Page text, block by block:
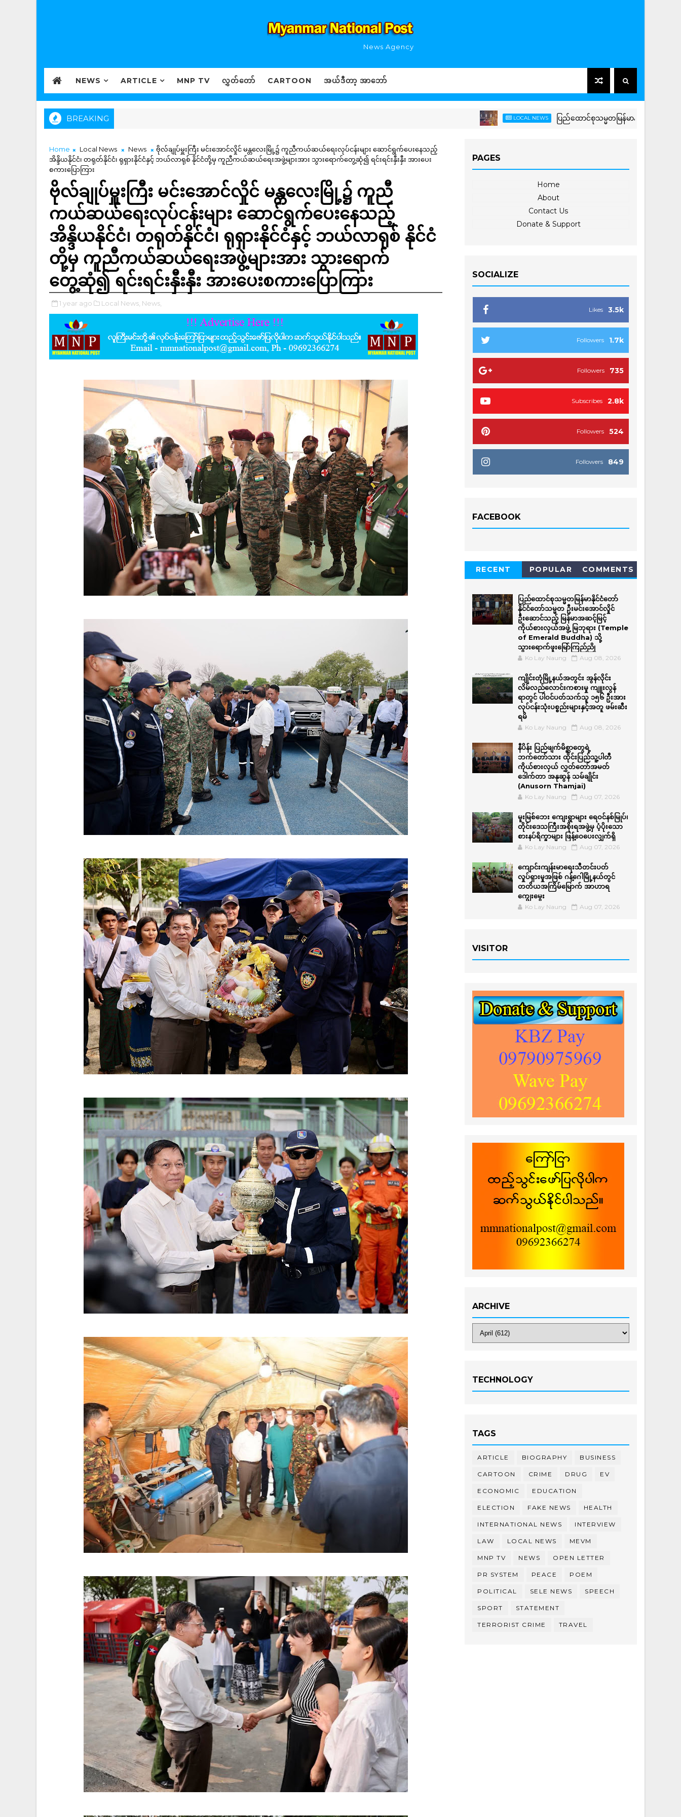
News Agency
NEWS ARTICLE MNP TV လွှတ်တော် CARTOON အယ်ဒီတာ့ အာဘော်
BREAKING LOCAL NEWS ပြည်ထောင်စုသမ္မတမြန်မာနိုင်ငံတော် နိုင်ငံတော်သမ္မတ
Home Local News News
ဗိုလ်ချုပ်မှူးကြီး မင်းအောင်လှိုင် မန္တလေးမြို့၌ ကူညီကယ်ဆယ်ရေးလုပ်ငန်းများ ဆောင်ရွက်ပေးနေသည့်
အိန္ဒိယနိုင်ငံ၊ တရုတ်နိုင်ငံ၊ ရုရှားနိုင်ငံနှင့် ဘယ်လာရုစ် နိုင်ငံတို့မှ ကူညီကယ်ဆယ်ရေးအဖွဲ့များအား သွားရောက်တွေ့ဆုံ၍ ရင်းရင်းနှီးနှီး အားပေး
စကားပြောကြား
ဗိုလ်ချုပ်မှူးကြီး မင်းအောင်လှိုင် မန္တလေးမြို့၌ ကူညီ
ကယ်ဆယ်ရေးလုပ်ငန်းများ ဆောင်ရွက်ပေးနေသည့်
အိန္ဒိယနိုင်ငံ၊ တရုတ်နိုင်ငံ၊ ရုရှားနိုင်ငံနှင့် ဘယ်လာရုစ် နိုင်ငံ
တို့မှ ကူညီကယ်ဆယ်ရေးအဖွဲ့များအား သွားရောက်
တွေ့ဆုံ၍ ရင်းရင်းနှီးနှီး အားပေးစကားပြောကြား
1 year ago Local News, News,
PAGES
Home
About
Contact Us
Donate & Support
SOCIALIZE
3.5k
Likes
1.7k
Followers
735
Followers
2.8k
Subscribes
524
Followers
849
Followers
FACEBOOK
RECENT POPULAR COMMENTS
ပြည်ထောင်စုသမ္မတမြန်မာနိုင်ငံတော်
နိုင်ငံတော်သမ္မတ ဦးမင်းအောင်လှိုင်
ဦးဆောင်သည့် မြန်မာအဆင့်မြင့်
ကိုယ်စားလှယ်အဖွဲ့ မြဘုရား (Temple
of Emerald Buddha) သို့
သွားရောက်ဖူးမြော်ကြည်ညို
Ko Lay Naung Aug 08, 2026
ကျိုင်းတုံမြို့နယ်အတွင်း အွန်လိုင်း
လိမ်လည်လောင်းကစားမှု ကျူးလွန်
ရာတွင် ပါဝင်ပတ်သက်သူ ၁၅၆ ဦးအား
လုပ်ငန်းသုံးပစ္စည်းများနှင့်အတူ ဖမ်းဆီး
ရမိ
Ko Lay Naung Aug 08, 2026
နီပိန်း ပြည်ဖျက်မိစ္ဆာတွေရဲ့
ဘက်တော်သား ထိုင်းပြည်သူ့ပါတီ
ကိုယ်စားလှယ် လွှတ်တော်အမတ်
ဒေါက်တာ အနုဆွန် သမ်ချိုင်း
(Anusorn Thamjai)
Ko Lay Naung Aug 07, 2026
မူးမြစ်ဘေး ကျေးရွာများ ရေဝင်နစ်မြုပ်၊
တိုင်းဒေသကြီးအစိုးရအဖွဲ့မှ ပံ့ပိုးသော
စားနပ်ရိက္ခာများ ဖြန့်ဝေပေးလျှက်ရှိ
Ko Lay Naung Aug 07, 2026
ကျောင်းကျန်းမာရေးသီတင်းပတ်
လှုပ်ရှားမှုအဖြစ် ဂန့်ဂေါမြို့နယ်တွင်
တတိယအကြိမ်မြောက် အာဟာရ
ကျွေးမွေး
Ko Lay Naung Aug 07, 2026
VISITOR
ARCHIVE
TECHNOLOGY
TAGS
ARTICLE BIOGRAPHY BUSINESS
CARTOON CRIME DRUG EV
ECONOMIC EDUCATION
ELECTION FAKE NEWS HEALTH
INTERNATIONAL NEWS INTERVIEW
LAW LOCAL NEWS MEVM
MNP TV NEWS OPEN LETTER
PR SYSTEM PEACE POEM
POLITICAL SELE NEWS SPEECH
SPORT STATEMENT
TERRORIST CRIME TRAVEL